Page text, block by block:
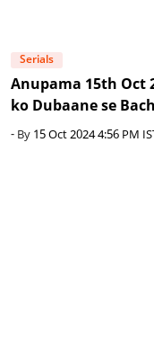
Serials
Anupama 15th Oct
ko Dubaane se
- By 15 Oct 2024 4:56 PM